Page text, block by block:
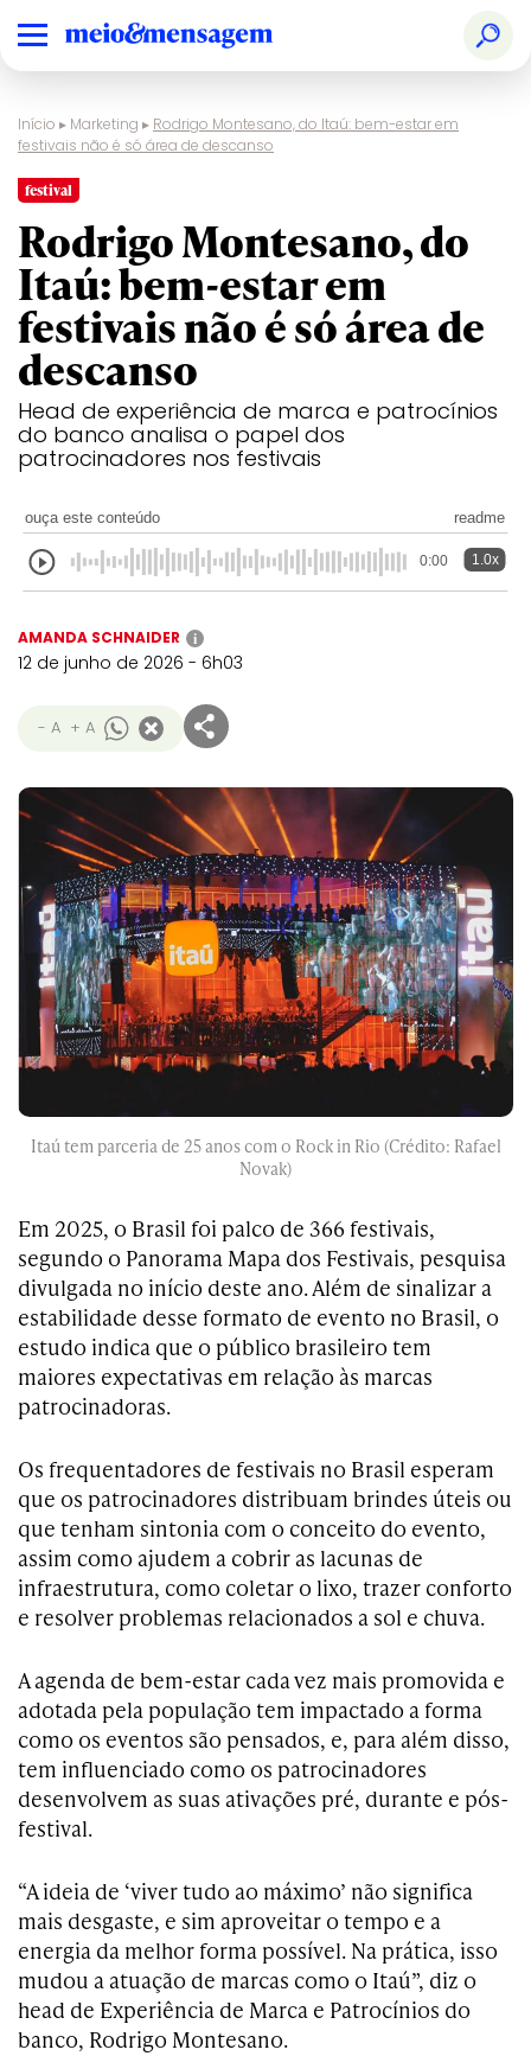
Início ▸ Marketing ▸ Rodrigo Montesano, do Itaú: bem-estar em
festivais não é só área de descanso
festival
Rodrigo Montesano, do
Itaú: bem-estar em
festivais não é só área de
descanso
Head de experiência de marca e patrocínios
do banco analisa o papel dos
patrocinadores nos festivais
ouça este conteúdo readme
0:00 1.0x
AMANDA SCHNAIDER i
12 de junho de 2026 - 6h03
- A + A
Itaú tem parceria de 25 anos com o Rock in Rio (Crédito: Rafael
Novak)
Em 2025, o Brasil foi palco de 366 festivais,
segundo o Panorama Mapa dos Festivais, pesquisa
divulgada no início deste ano. Além de sinalizar a
estabilidade desse formato de evento no Brasil, o
estudo indica que o público brasileiro tem
maiores expectativas em relação às marcas
patrocinadoras.
Os frequentadores de festivais no Brasil esperam
que os patrocinadores distribuam brindes úteis ou
que tenham sintonia com o conceito do evento,
assim como ajudem a cobrir as lacunas de
infraestrutura, como coletar o lixo, trazer conforto
e resolver problemas relacionados a sol e chuva.
A agenda de bem-estar cada vez mais promovida e
adotada pela população tem impactado a forma
como os eventos são pensados, e, para além disso,
tem influenciado como os patrocinadores
desenvolvem as suas ativações pré, durante e pós-
festival.
“A ideia de ‘viver tudo ao máximo’ não significa
mais desgaste, e sim aproveitar o tempo e a
energia da melhor forma possível. Na prática, isso
mudou a atuação de marcas como o Itaú”, diz o
head de Experiência de Marca e Patrocínios do
banco, Rodrigo Montesano.